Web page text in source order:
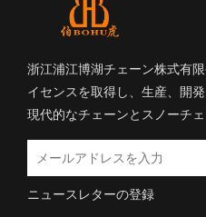
浙江浦江博湖チェーン株式有
イセンスを取得し、生産、開
現代的なチェーンとスノーチェ
ニュースレターの登録